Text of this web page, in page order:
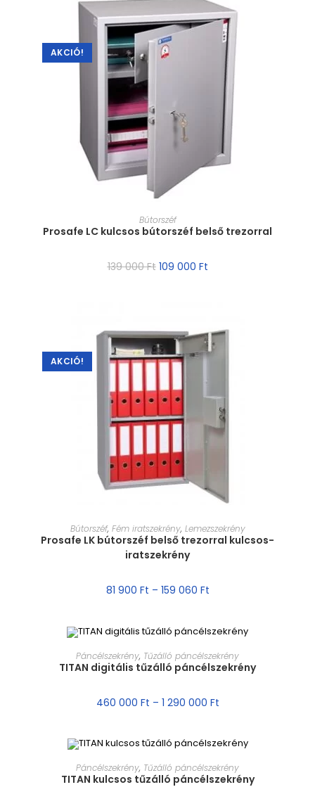
AKCIÓ!
MÉRET VÁLASZTÁSA
Bútorszéf
Prosafe LC kulcsos bútorszéf belső trezorral
139 000Ft 109 000 Ft
AKCIÓ!
MÉRET VÁLASZTÁSA
Bútorszéf, Fém iratszekrény, Lemezszekrény
Prosafe LK bútorszéf belső trezorral kulcsos-
iratszekrény
81 900 Ft – 159 060 Ft
MÉRET VÁLASZTÁSA
Páncélszekrény, Tűzálló páncélszekrény
TITAN digitális tűzálló páncélszekrény
460 000 Ft – 1 290 000 Ft
MÉRET VÁLASZTÁSA
Páncélszekrény, Tűzálló páncélszekrény
TITAN kulcsos tűzálló páncélszekrény